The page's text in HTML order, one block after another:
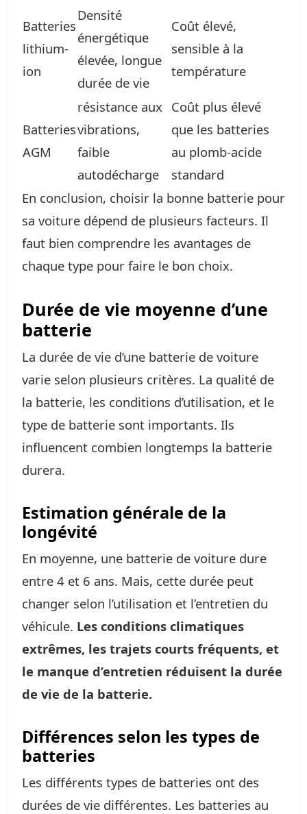
Batteries
lithium-
ion
Densité
énergétique
élevée, longue
durée de vie
Coût élevé,
sensible à la
température
Batteries
AGM
résistance aux
vibrations,
faible
autodécharge
Coût plus élevé
que les batteries
au plomb-acide
standard
En conclusion, choisir la bonne batterie pour
sa voiture dépend de plusieurs facteurs. Il
faut bien comprendre les avantages de
chaque type pour faire le bon choix.
Durée de vie moyenne d’une
batterie
La durée de vie d’une batterie de voiture
varie selon plusieurs critères. La qualité de
la batterie, les conditions d’utilisation, et le
type de batterie sont importants. Ils
influencent combien longtemps la batterie
durera.
Estimation générale de la
longévité
En moyenne, une batterie de voiture dure
entre 4 et 6 ans. Mais, cette durée peut
changer selon l’utilisation et l’entretien du
véhicule. Les conditions climatiques
extrêmes, les trajets courts fréquents, et
le manque d’entretien réduisent la durée
de vie de la batterie.
Différences selon les types de
batteries
Les différents types de batteries ont des
durées de vie différentes. Les batteries au